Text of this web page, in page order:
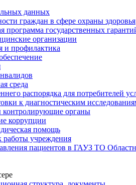
данных
граждан в сфере охраны здоровья
программа государственных
организации
и профилактика
среда
распорядка для потребителей
к диагностическим
органы
коррупции
помощь
учреждения
пациентов в ГАУЗ ТО